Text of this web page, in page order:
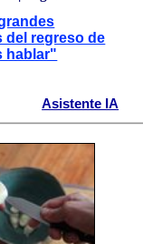
del regreso de
hablar"
Asistente IA